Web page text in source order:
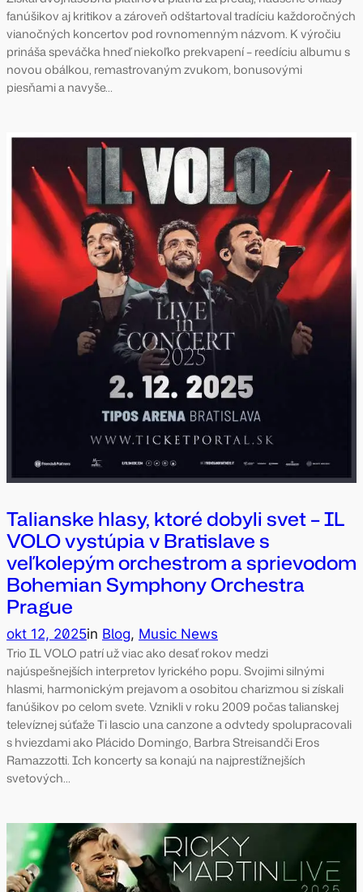
fanúšikov aj kritikov a zároveň odštartoval tradíciu každoročných
vianočných koncertov pod rovnomenným názvom. K výročiu
prináša speváčka hneď niekoľko prekvapení – reedíciu albumu s
novou obálkou, remastrovaným zvukom, bonusovými
piesňami a navyše…
Talianske hlasy, ktoré dobyli svet – IL
VOLO vystúpia v Bratislave s
veľkolepým orchestrom a sprievodom
Bohemian Symphony Orchestra
Prague
okt 12, 2025in Blog, Music News
Trio IL VOLO patrí už viac ako desať rokov medzi
najúspešnejších interpretov lyrického popu. Svojimi silnými
hlasmi, harmonickým prejavom a osobitou charizmou si získali
fanúšikov po celom svete. Vznikli v roku 2009 počas talianskej
televíznej súťaže Ti lascio una canzone a odvtedy spolupracovali
s hviezdami ako Plácido Domingo, Barbra Streisandči Eros
Ramazzotti. Ich koncerty sa konajú na najprestížnejších
svetových…